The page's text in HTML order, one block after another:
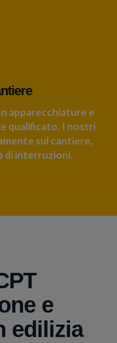
apparecchiature e
qualificato. I nostri
sul cantiere,
di interruzioni.
e
edilizia